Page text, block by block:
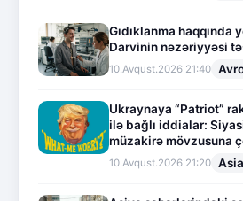
Gıdıklanma haqqında
Darvinin nəzəriyyəsi
10.Avqust.2026 21:40
Ukraynaya “Patriot”
ilə bağlı iddialar:
müzakirə mövzusuna
10.Avqust.2026 21:20 Asia